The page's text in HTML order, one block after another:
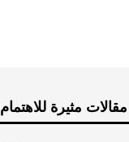
مقالات مثيرة للاهتمام